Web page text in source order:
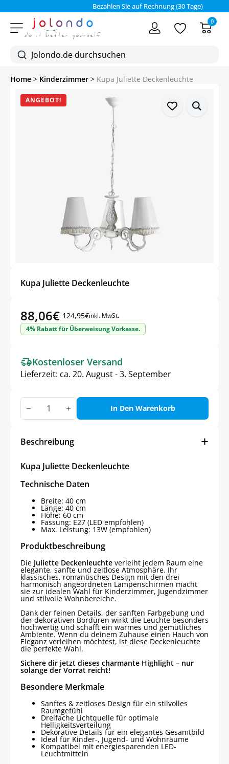
Bezahlen Sie auf Rechnung (30 Tage)
0
Home > Kinderzimmer > Kupa Juliette Deckenleuchte
ANGEBOT!
Kupa Juliette Deckenleuchte
124,95€
Ursprünglicher
Preis
124,95€
88,06€
Aktueller
Preis
88,06€.
inkl. MwSt.
4% Rabatt für Überweisung Vorkasse.
Kostenloser Versand
Lieferzeit: ca. 20. August - 3. September
Kupa
Juliette
Deckenleuchte
In Den Warenkorb
Beschreibung
Kupa Juliette Deckenleuchte
Technische Daten
Breite: 40 cm
Länge: 40 cm
Höhe: 60 cm
Fassung: E27 (LED empfohlen)
Max. Leistung: 13W (empfohlen)
Produktbeschreibung
Die Juliette Deckenleuchte verleiht jedem Raum eine
elegante, sanfte und zeitlose Atmosphäre. Ihr
klassisches, romantisches Design mit den drei
harmonisch angeordneten Lampenschirmen macht
sie zur idealen Wahl für Kinderzimmer, Jugendzimmer
und stilvolle Wohnbereiche.
Dank der feinen Details, der sanften Farbgebung und
der dekorativen Bordüren wirkt die Leuchte besonders
hochwertig und schafft ein warmes und gemütliches
Ambiente. Wenn du deinem Zuhause einen Hauch von
Eleganz verleihen möchtest, ist diese Deckenleuchte
die perfekte Wahl.
Sichere dir jetzt dieses charmante Highlight – nur
solange der Vorrat reicht!
Besondere Merkmale
Sanftes & zeitloses Design für ein stilvolles
Raumgefühl
Dreifache Lichtquelle für optimale
Helligkeitsverteilung
Dekorative Details für ein elegantes Gesamtbild
Ideal für Kinder-, Jugend- und Wohnräume
Kompatibel mit energiesparenden LED-
Leuchtmitteln